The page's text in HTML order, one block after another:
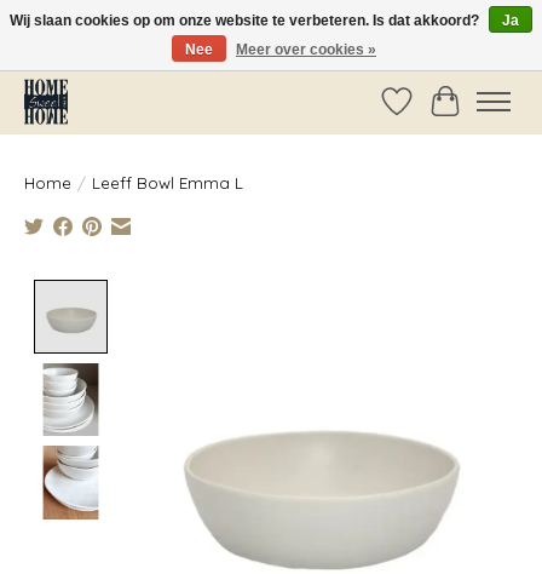
Vóór 14:00 besteld, dezelfde dag verzonden!
Verlanglijst
Home / Leeff Bowl Emma L
Wij slaan cookies op om onze website te verbeteren. Is dat akkoord?
Ja
Nee
Meer over cookies »